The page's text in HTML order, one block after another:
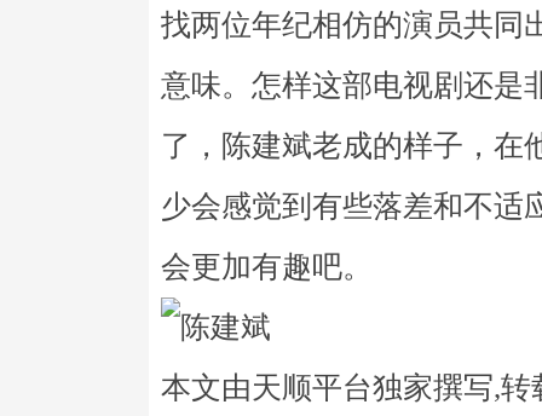
找两位年纪相仿的演员共同
意味。怎样这部电视剧还是
了，陈建斌老成的样子，在
少会感觉到有些落差和不适
会更加有趣吧。
本文由天顺平台独家撰写,转